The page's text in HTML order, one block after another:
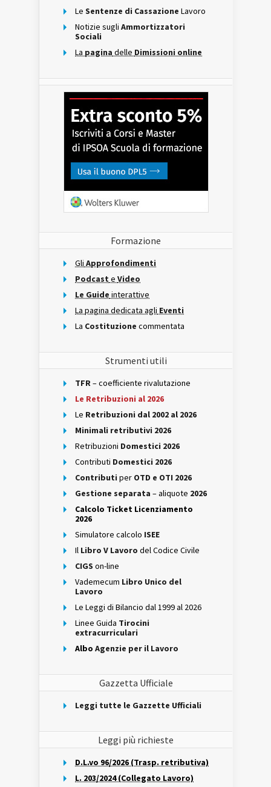
Le Sentenze di Cassazione Lavoro
Notizie sugli Ammortizzatori
Sociali
La pagina delle Dimissioni online
Formazione
Gli Approfondimenti
Podcast e Video
Le Guide interattive
La pagina dedicata agli Eventi
La Costituzione commentata
Strumenti utili
TFR– coefficiente rivalutazione
Le Retribuzioni al 2026
Le Retribuzioni dal 2002 al 2026
Minimali retributivi 2026
Retribuzioni Domestici 2026
Contributi Domestici 2026
Contributi per OTD e OTI 2026
Gestione separata – aliquote 2026
Calcolo Ticket Licenziamento
2026
Simulatore calcolo ISEE
Il Libro V Lavoro del Codice Civile
CIGS on-line
Vademecum Libro Unico del
Lavoro
Le Leggi di Bilancio dal 1999 al 2026
Linee Guida Tirocini
extracurriculari
Albo Agenzie per il Lavoro
Gazzetta Ufficiale
Leggi tutte le Gazzette Ufficiali
Leggi più richieste
D.L.vo 96/2026 (Trasp. retributiva)
L. 203/2024 (Collegato Lavoro)